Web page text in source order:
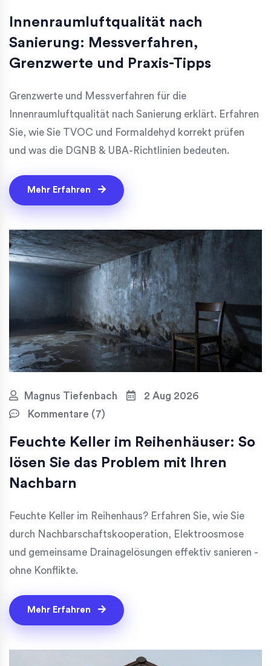
Innenraumluftqualität nach
Sanierung: Messverfahren,
Grenzwerte und Praxis-Tipps
Grenzwerte und Messverfahren für die
Innenraumluftqualität nach Sanierung erklärt. Erfahren
Sie, wie Sie TVOC und Formaldehyd korrekt prüfen
und was die DGNB & UBA-Richtlinien bedeuten.
Mehr Erfahren
Magnus Tiefenbach
2 Aug 2026
Kommentare (7)
Feuchte Keller im Reihenhäuser: So
lösen Sie das Problem mit Ihren
Nachbarn
Feuchte Keller im Reihenhaus? Erfahren Sie, wie Sie
durch Nachbarschaftskooperation, Elektroosmose
und gemeinsame Drainagelösungen effektiv sanieren -
ohne Konflikte.
Mehr Erfahren